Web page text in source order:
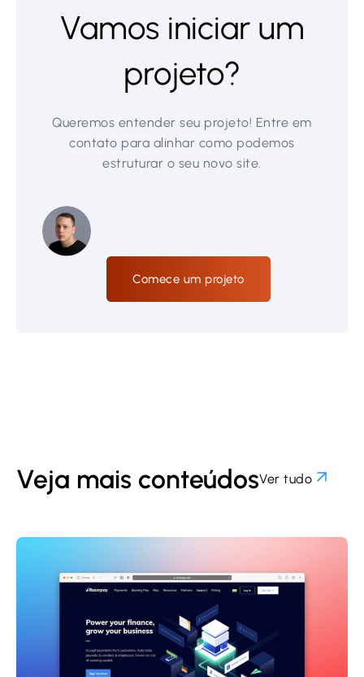
Vamos iniciar um
projeto?
Queremos entender seu projeto! Entre em
contato para alinhar como podemos
estruturar o seu novo site.
Comece um projeto
Veja mais conteúdosVer tudo